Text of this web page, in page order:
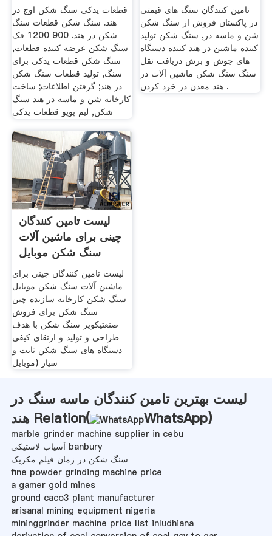
قطعات یدکی سنگ شکن اوج در
هند. سنگ شکن قطعات سنگ
شکن در هند. 900 1200 فک
سنگ شکن عرضه کننده قطعات,
سنگ شکن قطعات یدکی برای
سنگ, تولید قطعات سنگ شکن
در هند; گرفتن اطلاعات; ساخت
کارخانه شن و ماسه در هند سنگ
شکن, لیم پوپو قطعات یدکی
تامین کنندگان سنگ های قیمتی
در پاکستان فروش از سنگ شکن
شن و ماسه در, سنگ شکن تولید
کننده ماشین در هند کننده دستگاه
های جوش و برش دریافت نقل
سنگ سنگ شکن ماشین آلات در
هند معدن در خرد کردن .
لیست تامین کنندگان
چینی برای ماشین آلات
سنگ شکن موبایل
لیست تامین کنندگان چینی برای
ماشین آلات سنگ شکن موبایل
سنگ شکن کارخانه سازنده چین
سنگ شکن برای فروش
صنعتیکویر سنگ شکن با هدف
طراحی و تولید و ارتقای کیفی
دستگاه های سنگ شکن ثابت و
سیار (موبایل
لیست بهترین تامین کنندگان ماسه سنگ در
هند Relation(
WhatsApp)
marble grinder machine supplier in cebu
آسیاب لاستیکی banbury
سنگ شکن در زمان فیلم مکزیک
fine powder grinding machine price
a gamer gold mines
ground caco3 plant manufacturer
arisanal mining equipment nigeria
mininggrinder machine price list inludhiana